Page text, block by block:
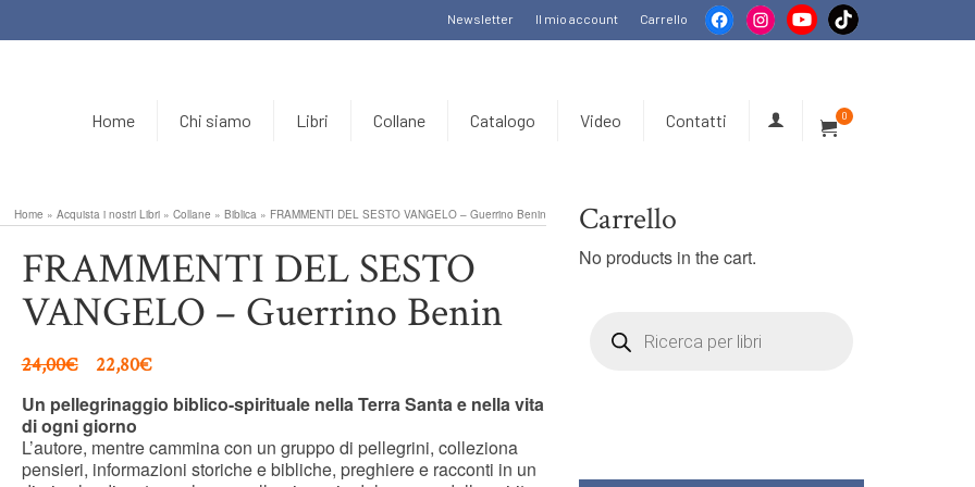
Newsletter Il mio account Carrello
Home Chi siamo Libri Collane Catalogo Video Contatti 0
Home » Acquista i nostri Libri » Collane » Biblica » FRAMMENTI DEL SESTO VANGELO – Guerrino Benin
FRAMMENTI DEL SESTO
VANGELO – Guerrino Benin
24,00€ 22,80€
Un pellegrinaggio biblico-spirituale nella Terra Santa e nella vita
di ogni giorno
L’autore, mentre cammina con un gruppo di pellegrini, colleziona
pensieri, informazioni storiche e bibliche, preghiere e racconti in un
Carrello
No products in the cart.
search